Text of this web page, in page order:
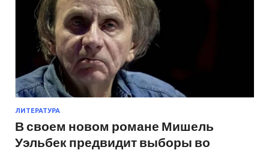
ЛИТЕРАТУРА
В своем новом романе Мишель
Уэльбек предвидит выборы во